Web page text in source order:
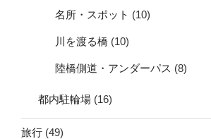
名所・スポット (10)
川を渡る橋 (10)
陸橋側道・アンダーパス (8)
都内駐輪場 (16)
旅行 (49)